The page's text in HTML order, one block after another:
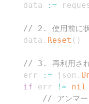
	data
:=
// 2. 使用前に状
	data
. Reset ( )
// 3. 再利用され
	err
:= json .
if err != nil
// アンマー